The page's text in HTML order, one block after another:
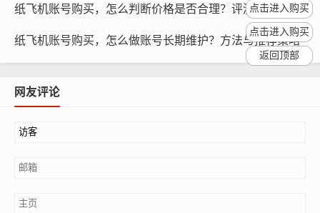
纸飞机账号购买，怎么判断价格是否合理？评测与定价预测
纸飞机账号购买，怎么做账号长期维护？方法与推荐策略
网友评论
点击进入购买
点击进入购买
返回顶部